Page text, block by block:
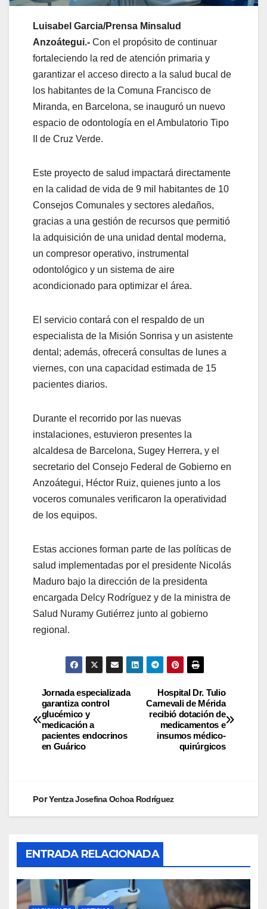
Luisabel Garcia/Prensa Minsalud
Anzoátegui.- Con el propósito de continuar
fortaleciendo la red de atención primaria y
garantizar el acceso directo a la salud bucal de
los habitantes de la Comuna Francisco de
Miranda, en Barcelona, se inauguró un nuevo
espacio de odontología en el Ambulatorio Tipo
II de Cruz Verde.
Este proyecto de salud impactará directamente
en la calidad de vida de 9 mil habitantes de 10
Consejos Comunales y sectores aledaños,
gracias a una gestión de recursos que permitió
la adquisición de una unidad dental moderna,
un compresor operativo, instrumental
odontológico y un sistema de aire
acondicionado para optimizar el área.
El servicio contará con el respaldo de un
especialista de la Misión Sonrisa y un asistente
dental; además, ofrecerá consultas de lunes a
viernes, con una capacidad estimada de 15
pacientes diarios.
Durante el recorrido por las nuevas
instalaciones, estuvieron presentes la
alcaldesa de Barcelona, Sugey Herrera, y el
secretario del Consejo Federal de Gobierno en
Anzoátegui, Héctor Ruiz, quienes junto a los
voceros comunales verificaron la operatividad
de los equipos.
Estas acciones forman parte de las políticas de
salud implementadas por el presidente Nicolás
Maduro bajo la dirección de la presidenta
encargada Delcy Rodríguez y de la ministra de
Salud Nuramy Gutiérrez junto al gobierno
regional.
Hospital Dr. Tulio
Carnevali de Mérida
recibió dotación de
medicamentos e
insumos médico-
quirúrgicos
Jornada especializada
garantiza control
glucémico y
medicación a
pacientes endocrinos
en Guárico
PorYentza Josefina Ochoa Rodríguez
ENTRADA RELACIONADA